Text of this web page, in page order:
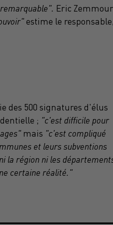
Eric Zemmour
estime le responsable,
des 500 signatures d'élus
; "c'est difficile pour
mais "c'est compliqué
et leurs subventions
la région ni les
certaine réalité."